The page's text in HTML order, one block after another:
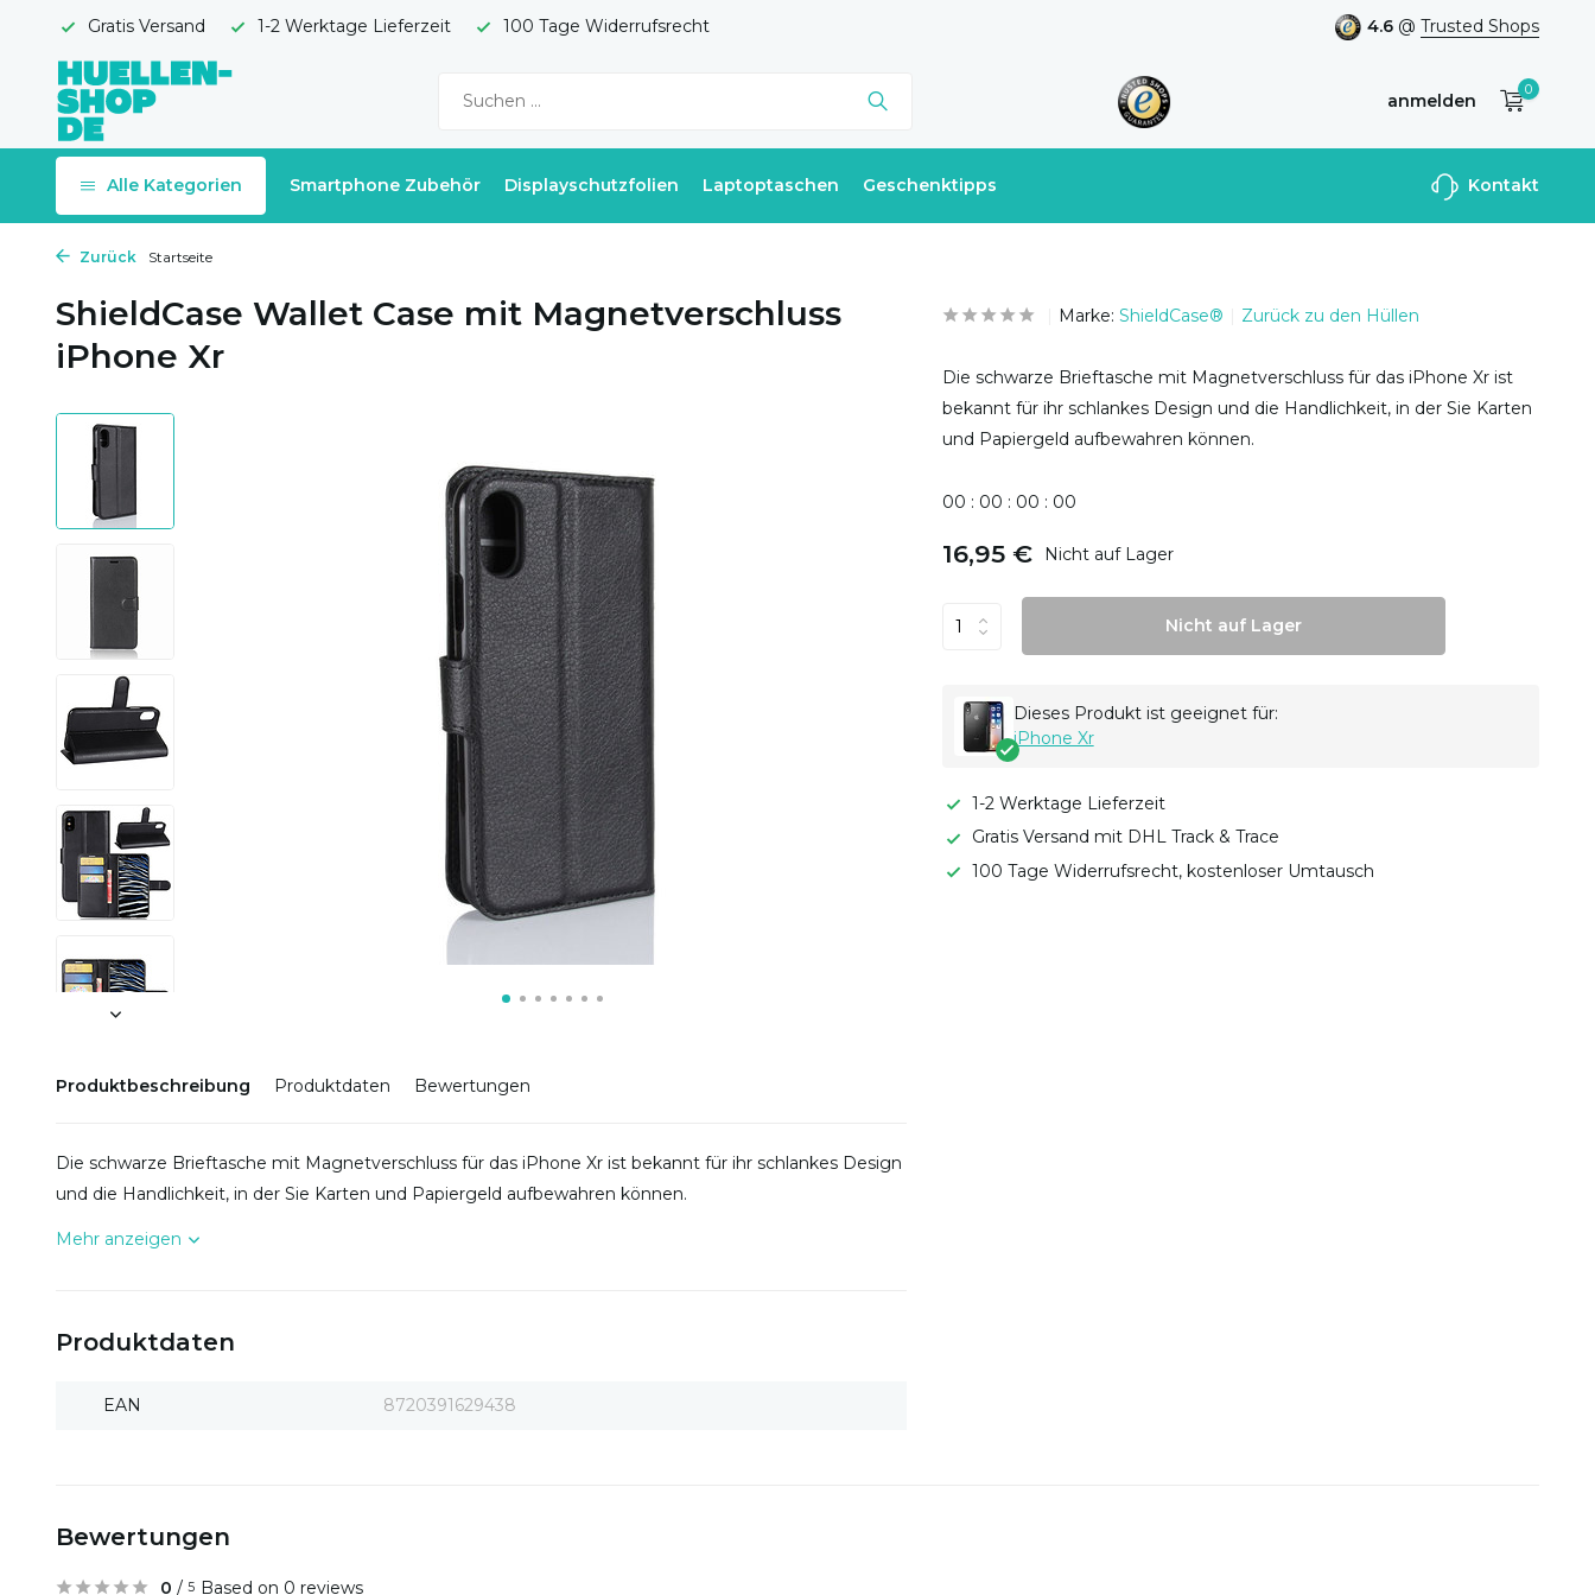
Gratis Versand 1-2 Werktage Lieferzeit 100 Tage Widerrufsrecht 4.6 @ Trusted Shops
anmelden
Benutzerkonto
0
Alle Kategorien Smartphone Zubehör Displayschutzfolien Laptoptaschen Geschenktipps Kontakt
Zurück Startseite
ShieldCase Wallet Case mit Magnetverschluss
iPhone Xr
Produktbeschreibung Produktdaten Bewertungen
Die schwarze Brieftasche mit Magnetverschluss für das iPhone Xr ist bekannt für ihr schlankes Design
und die Handlichkeit, in der Sie Karten und Papiergeld aufbewahren können.
Mehr anzeigen
Produktdaten
EAN 8720391629438
Marke: ShieldCase® Zurück zu den Hüllen
Die schwarze Brieftasche mit Magnetverschluss für das iPhone Xr ist
bekannt für ihr schlankes Design und die Handlichkeit, in der Sie Karten
und Papiergeld aufbewahren können.
00 : 00 : 00 : 00
16,95 € Nicht auf Lager
Nicht auf Lager
Dieses Produkt ist geeignet für:
iPhone Xr
1-2 Werktage Lieferzeit
Gratis Versand mit DHL Track & Trace
100 Tage Widerrufsrecht, kostenloser Umtausch
Bewertungen
0 / 5 Based on 0 reviews